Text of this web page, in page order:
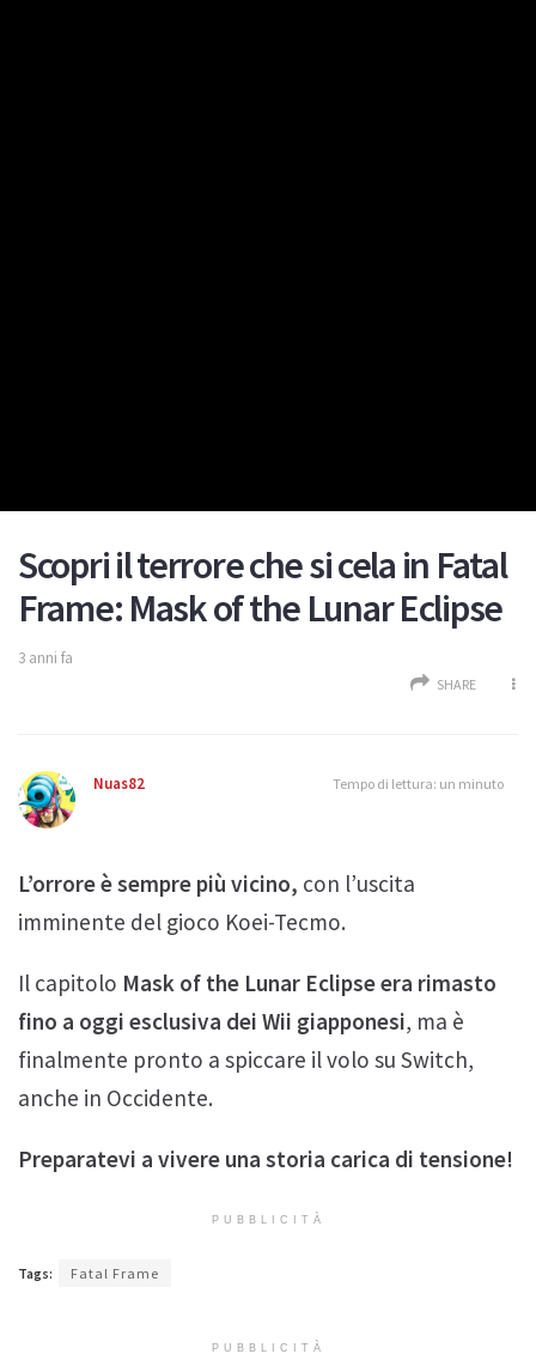
Scopri il terrore che si cela in Fatal
Frame: Mask of the Lunar Eclipse
3 anni fa
SHARE
Nuas82 Tempo di lettura: un minuto
L’orrore è sempre più vicino, con l’uscita
imminente del gioco Koei-Tecmo.
Il capitolo Mask of the Lunar Eclipse era rimasto
fino a oggi esclusiva dei Wii giapponesi, ma è
finalmente pronto a spiccare il volo su Switch,
anche in Occidente.
Preparatevi a vivere una storia carica di tensione!
PUBBLICITÀ
Tags: Fatal Frame
PUBBLICITÀ